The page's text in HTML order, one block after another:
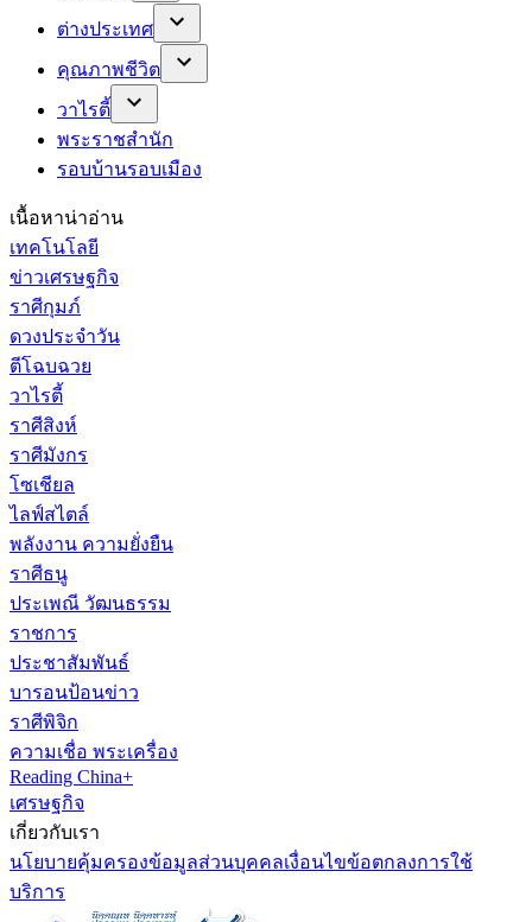
ต่างประเทศ
คุณภาพชีวิต
วาไรตี้
พระราชสำนัก
รอบบ้านรอบเมือง
เนื้อหาน่าอ่าน
เทคโนโลยี
ข่าวเศรษฐกิจ
ราศีกุมภ์
ดวงประจำวัน
ตีโฉบฉวย
วาไรตี้
ราศีสิงห์
ราศีมังกร
โซเชียล
ไลฟ์สไตล์
พลังงาน ความยั่งยืน
ราศีธนู
ประเพณี วัฒนธรรม
ราชการ
ประชาสัมพันธ์
บารอนป้อนข่าว
ราศีพิจิก
ความเชื่อ พระเครื่อง
Reading China+
เศรษฐกิจ
เกี่ยวกับเรา
นโยบายคุ้มครองข้อมูลส่วนบุคคลเงื่อนไขข้อตกลงการใช้
บริการ